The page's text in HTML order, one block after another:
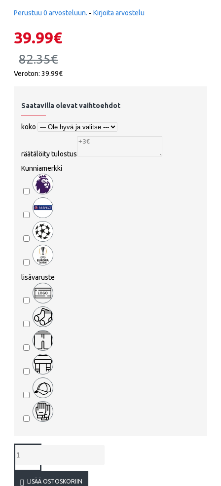
Perustuu 0 arvosteluun. - Kirjoita arvostelu
39.99€
82.35€
Veroton: 39.99€
Saatavilla olevat vaihtoehdot
koko
räätälöity tulostus
Kunniamerkki
lisävaruste
LISÄÄ OSTOSKORIIN